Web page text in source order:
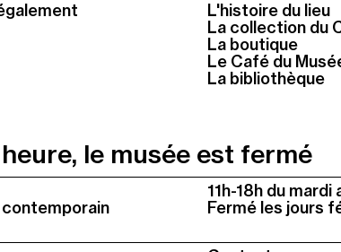
L'histoire du lieu
La collection du
La boutique
Le Café du
La bibliothèque
le musée est fermé
contemporain
Colonne
2
11h-18h du mardi
Fermé les jours